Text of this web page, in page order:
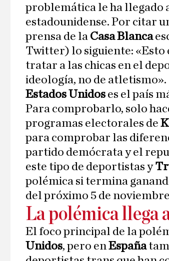
problemática le ha llegado
estadounidense. Por citar
prensa de la Casa Blanca
Twitter) lo siguiente: «Esto
tratar a las chicas en el
ideología, no de atletismo».
Estados Unidos es el país
Para comprobarlo, solo
programas electorales de
para comprobar las
partido demócrata y el
este tipo de deportistas y
polémica si termina
del próximo 5 de
La polémica llega
El foco principal de la
Unidos, pero enEspaña